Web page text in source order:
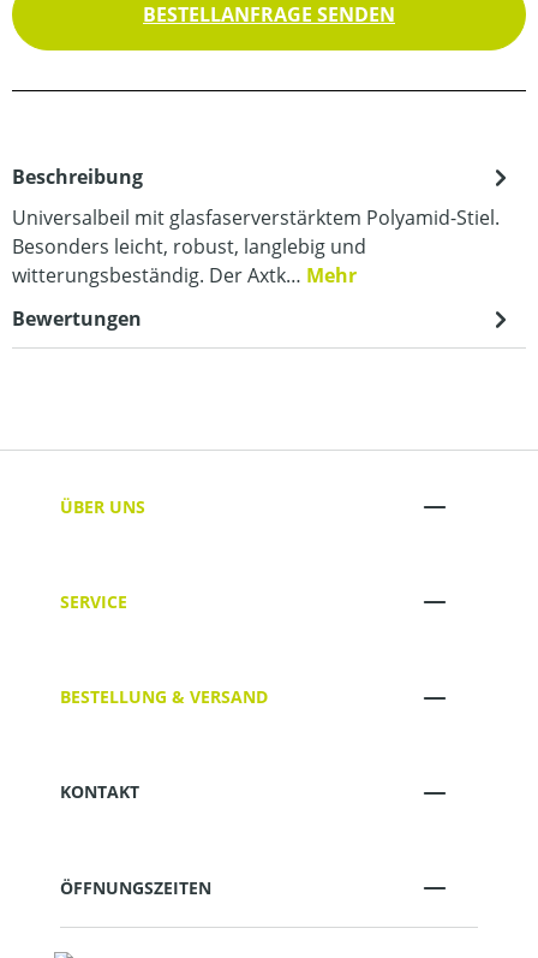
BESTELLANFRAGE SENDEN
Beschreibung
Universalbeil mit glasfaserverstärktem Polyamid-Stiel.
Besonders leicht, robust, langlebig und
witterungsbeständig. Der Axtk… Mehr
Bewertungen
ÜBER UNS
SERVICE
BESTELLUNG & VERSAND
KONTAKT
ÖFFNUNGSZEITEN